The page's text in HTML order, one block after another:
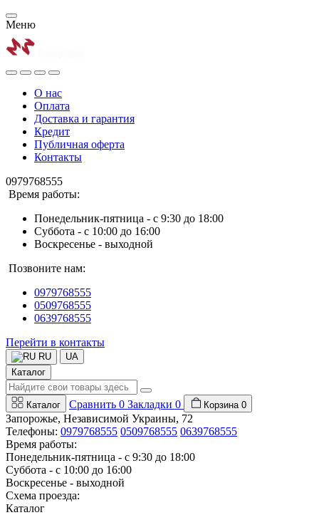
Меню
О нас
Оплата
Доставка и гарантия
Кредит
Публичная оферта
Контакты
0979768555
Время работы:
Понедельник-пятница - с 9:30 до 18:00
Суббота - с 10:00 до 16:00
Воскресенье - выходной
Позвоните нам:
0979768555
0509768555
0639768555
Перейти в контакты
RU
UA
Каталог
Каталог Сравнить 0 Закладки 0 Корзина 0
Запорожье, Независимой Украины, 72
Телефоны: 0979768555 0509768555 0639768555
Время работы:
Понедельник-пятница - с 9:30 до 18:00
Суббота - с 10:00 до 16:00
Воскресенье - выходной
Схема проезда:
Каталог